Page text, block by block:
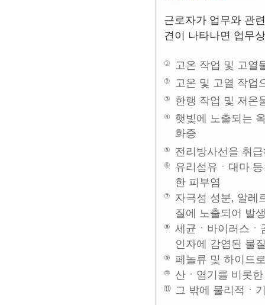
근로자가 업무와 관
견이 나타나면 업무
① 고온 작업 및 고열
② 고온 및 고열 작업
③ 한랭 작업 및 저온
④
햇빛에 노출되는
화증
⑤ 전리방사선을 취
⑥
유리섬유ㆍ대마
한 피부염
⑦
자극성 성분, 알레
질에 노출되어 발
⑧
세균ㆍ바이러스ㆍ
인자에 감염된 물
⑨ 페놀류 및 하이드
⑩ 산ㆍ염기를 비롯
⑪ 그 밖에 물리적ㆍ